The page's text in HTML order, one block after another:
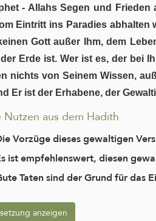
- Allahs Segen und
Eintritt ins Paradies abhalten
Gott außer Ihm, dem
Erde ist. Wer ist es, der bei
nichts von Seinem Wissen,
Er ist der Erhabene, der
Nutzen aus dem Hadith
Vorzüge dieses gewaltigen
ist empfehlenswert, diesen
Taten sind der Grund für das
anzeigen